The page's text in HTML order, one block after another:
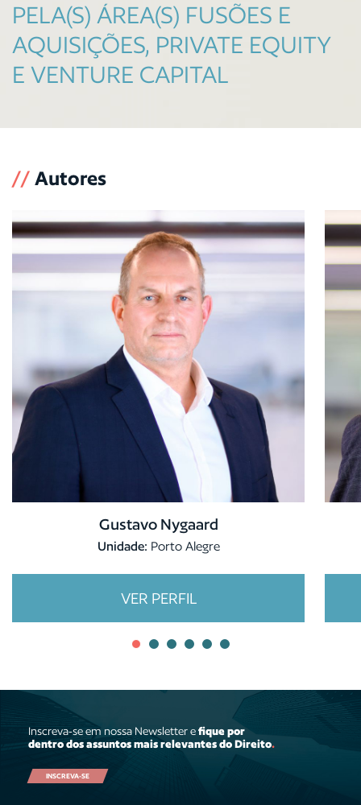
PELA(S) ÁREA(S) FUSÕES E
AQUISIÇÕES, PRIVATE EQUITY
E VENTURE CAPITAL
// Autores
Gustavo Nygaard
Unidade: Porto Alegre
VER PERFIL
Inscreva-se em nossa Newsletter efique por
dentro dos assuntos mais relevantes do Direito.
INSCREVA-SE